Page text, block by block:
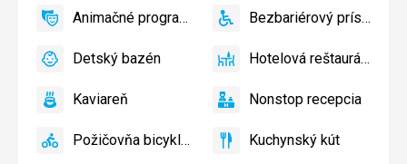
Animačné
Animačné programy
áno
Bezbariérový
Bezbariérový prístup
áno
DetskýDetský bazén
áno
Hotelová
Hotelová reštaurácia
áno
KaviareňKaviareň
áno
NonstopNonstop recepcia
áno
Požičovňa
Požičovňa bicyklov
áno
Kuchynský
Kuchynský kút
áno